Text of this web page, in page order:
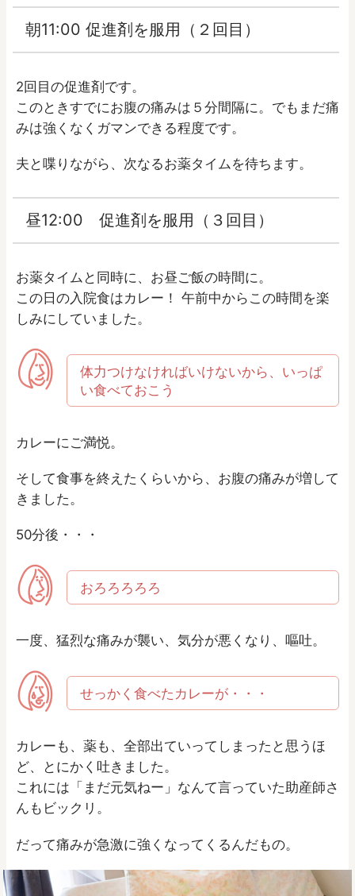
朝11:00 促進剤を服用（２回目）
2回目の促進剤です。
このときすでにお腹の痛みは５分間隔に。でもまだ痛
みは強くなくガマンできる程度です。
夫と喋りながら、次なるお薬タイムを待ちます。
昼12:00 促進剤を服用（３回目）
お薬タイムと同時に、お昼ご飯の時間に。
この日の入院食はカレー！ 午前中からこの時間を楽
しみにしていました。
体力つけなければいけないから、いっぱ
い食べておこう
カレーにご満悦。
そして食事を終えたくらいから、お腹の痛みが増して
きました。
50分後・・・
おろろろろろ
一度、猛烈な痛みが襲い、気分が悪くなり、嘔吐。
せっかく食べたカレーが・・・
カレーも、薬も、全部出ていってしまったと思うほ
ど、とにかく吐きました。
これには「まだ元気ねー」なんて言っていた助産師さ
んもビックリ。
だって痛みが急激に強くなってくるんだもの。